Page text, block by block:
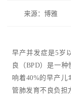
来源：博雅
早产并发症是5岁
良（BPD）是一
响着40%的早产
管肺发育不良负担